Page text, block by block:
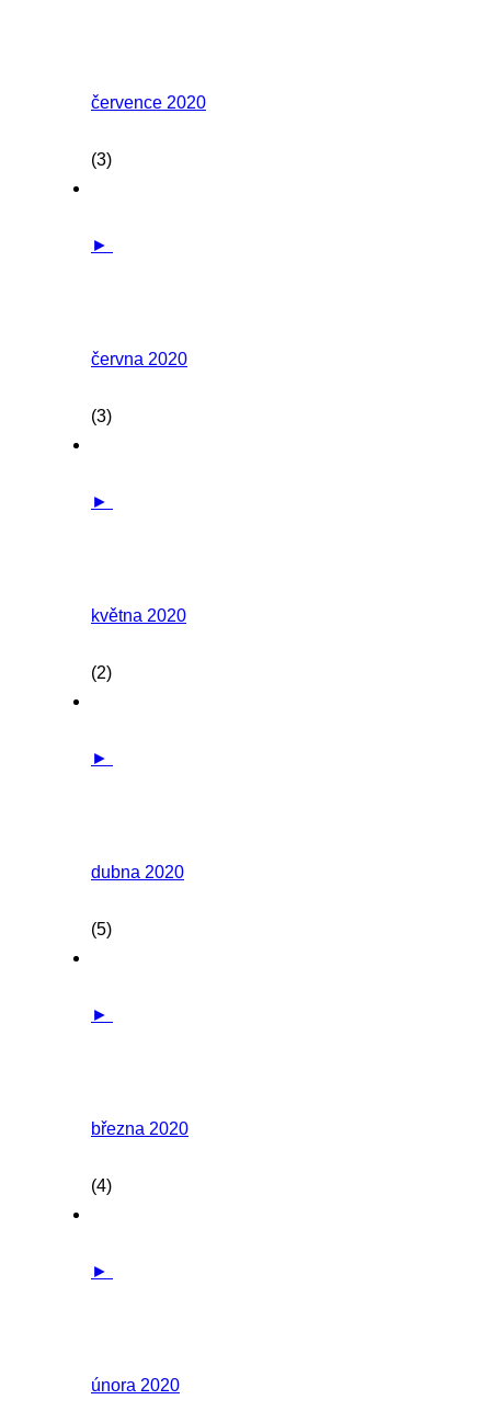
července 2020
(3)
►
června 2020
(3)
►
května 2020
(2)
►
dubna 2020
(5)
►
března 2020
(4)
►
února 2020